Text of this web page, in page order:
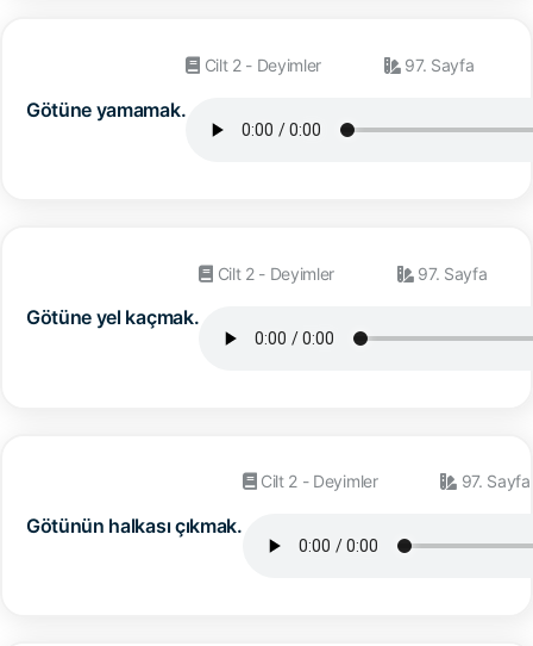
Götüne yamamak.
Cilt 2 - Deyimler 97. Sayfa
Götüne yel kaçmak.
Cilt 2 - Deyimler 97. Sayfa
Götünün halkası çıkmak.
Cilt 2 - Deyimler 97. Sayfa